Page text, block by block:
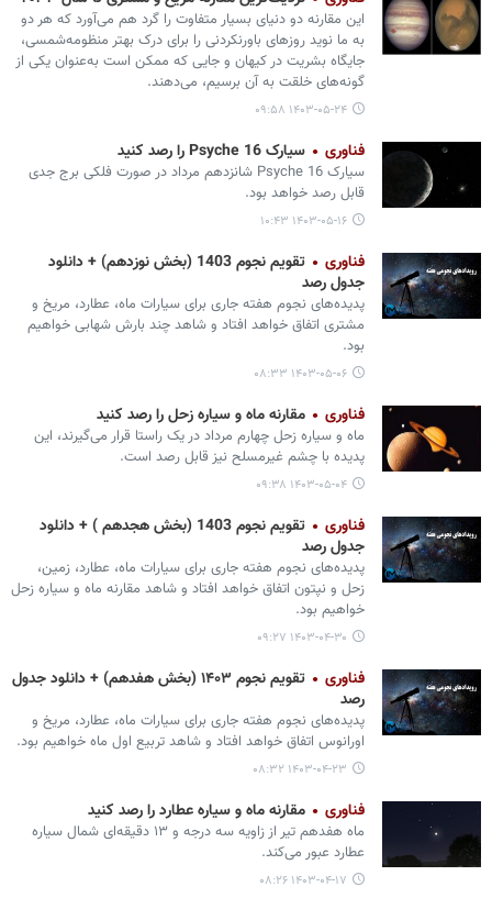
این مقارنه دو دنیای بسیار متفاوت را گرد هم می‌آورد که هر دو
به ما نوید روزهای باورنکردنی را برای درک بهتر منظومه‌شمسی،
جایگاه بشریت در کیهان و جایی که ممکن است به‌عنوان یکی از
گونه‌های خلقت به آن برسیم، می‌دهند.
۱۴۰۳-۰۵-۲۴ ۰۹:۵۸
فناوری سیارک 16 Psyche را رصد کنید
سیارک 16 Psyche شانزدهم مرداد در صورت فلکی برج جدی
قابل رصد خواهد بود.
۱۴۰۳-۰۵-۱۶ ۱۰:۴۳
فناوری
تقویم نجوم 1403 (بخش نوزدهم) + دانلود
جدول رصد
پدیده‌های نجوم هفته جاری برای سیارات ماه، عطارد، مریخ و
مشتری اتفاق خواهد افتاد و شاهد چند بارش شهابی خواهیم
بود.
۱۴۰۳-۰۵-۰۶ ۰۸:۳۳
فناوری مقارنه ماه و سیاره زحل را رصد کنید
ماه و سیاره زحل چهارم مرداد در یک راستا قرار می‌گیرند، این
پدیده با چشم غیرمسلح نیز قابل رصد است.
۱۴۰۳-۰۵-۰۴ ۰۹:۳۸
فناوری
تقویم نجوم 1403 (بخش هجدهم ) + دانلود
جدول رصد
پدیده‌های نجوم هفته جاری برای سیارات ماه، عطارد، زمین،
زحل و نپتون اتفاق خواهد افتاد و شاهد مقارنه ماه و سیاره زحل
خواهیم بود.
۱۴۰۳-۰۴-۳۰ ۰۹:۲۷
فناوری
تقویم نجوم ۱۴۰۳ (بخش هفدهم) + دانلود جدول
رصد
پدیده‌های نجوم هفته جاری برای سیارات ماه، عطارد، مریخ و
اورانوس اتفاق خواهد افتاد و شاهد تربیع اول ماه خواهیم بود.
۱۴۰۳-۰۴-۲۳ ۰۸:۳۲
فناوری مقارنه ماه و سیاره عطارد را رصد کنید
ماه هفدهم تیر از زاویه سه درجه و ۱۳ دقیقه‌ای شمال سیاره
عطارد عبور می‌کند.
۱۴۰۳-۰۴-۱۷ ۰۸:۲۶